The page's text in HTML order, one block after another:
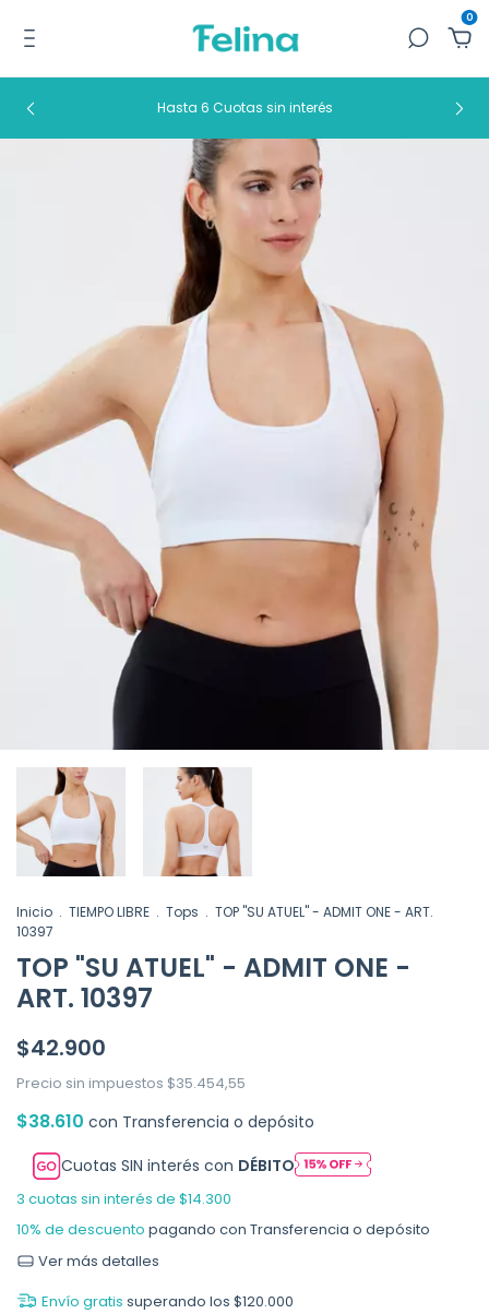
0
Hasta 6 Cuotas sin interés
Inicio . TIEMPO LIBRE . Tops . TOP "SU ATUEL" - ADMIT ONE - ART.
10397
TOP "SU ATUEL" - ADMIT ONE -
ART. 10397
$42.900
Precio sin impuestos $35.454,55
$38.610 con Transferencia o depósito
Cuotas SIN interés con DÉBITO
3 cuotas sin interés de $14.300
10% de descuento pagando con Transferencia o depósito
Ver más detalles
Envío gratis superando los $120.000